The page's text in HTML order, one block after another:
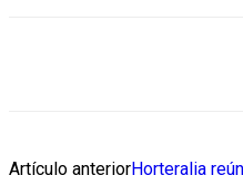
Artículo anteriorHorteralia